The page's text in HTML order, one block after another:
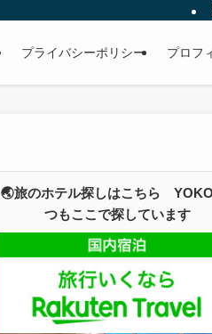
プライバシーポリシー プロフ
🌏旅のホテル探しはこちら
つもここで探しています